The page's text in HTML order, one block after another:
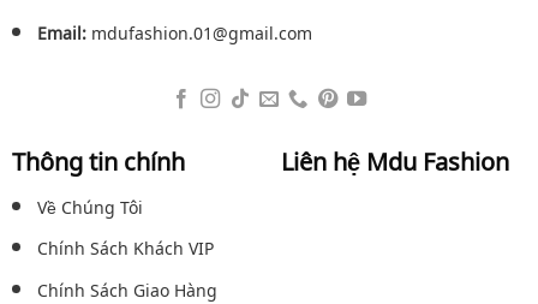
Email:mdufashion.01@gmail.com
Thông tin chính
Về Chúng Tôi
Chính Sách Khách VIP
Chính Sách Giao Hàng
Liên hệ Mdu Fashion